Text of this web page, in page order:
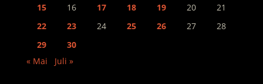
15
16 17 18 19 20
21
22
23 24 25 26 27
28
29
30
« Mai
Juli »